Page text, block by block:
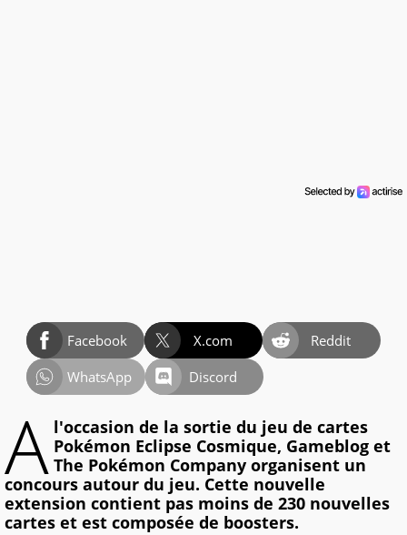
Facebook X.com
Reddit
WhatsApp
Discord
A l'occasion de la sortie du jeu de cartes
Pokémon Eclipse Cosmique, Gameblog et
The Pokémon Company organisent un
concours autour du jeu. Cette nouvelle
extension contient pas moins de 230 nouvelles
cartes et est composée de boosters.